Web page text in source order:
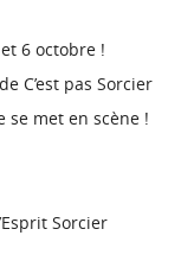
6 octobre !
C’est pas Sorcier
se met en scène !
Sorcier